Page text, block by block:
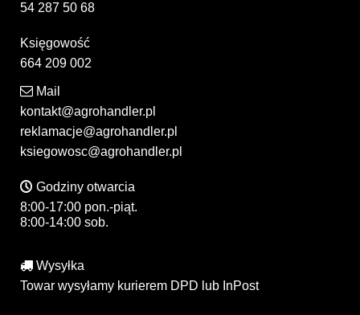
54 287 50 68
Księgowość
664 209 002
Mail
kontakt@agrohandler.pl
reklamacje@agrohandler.pl
ksiegowosc@agrohandler.pl
Godziny otwarcia
8:00-17:00 pon.-piąt.
8:00-14:00 sob.
Wysyłka
Towar wysyłamy kurierem DPD lub InPost